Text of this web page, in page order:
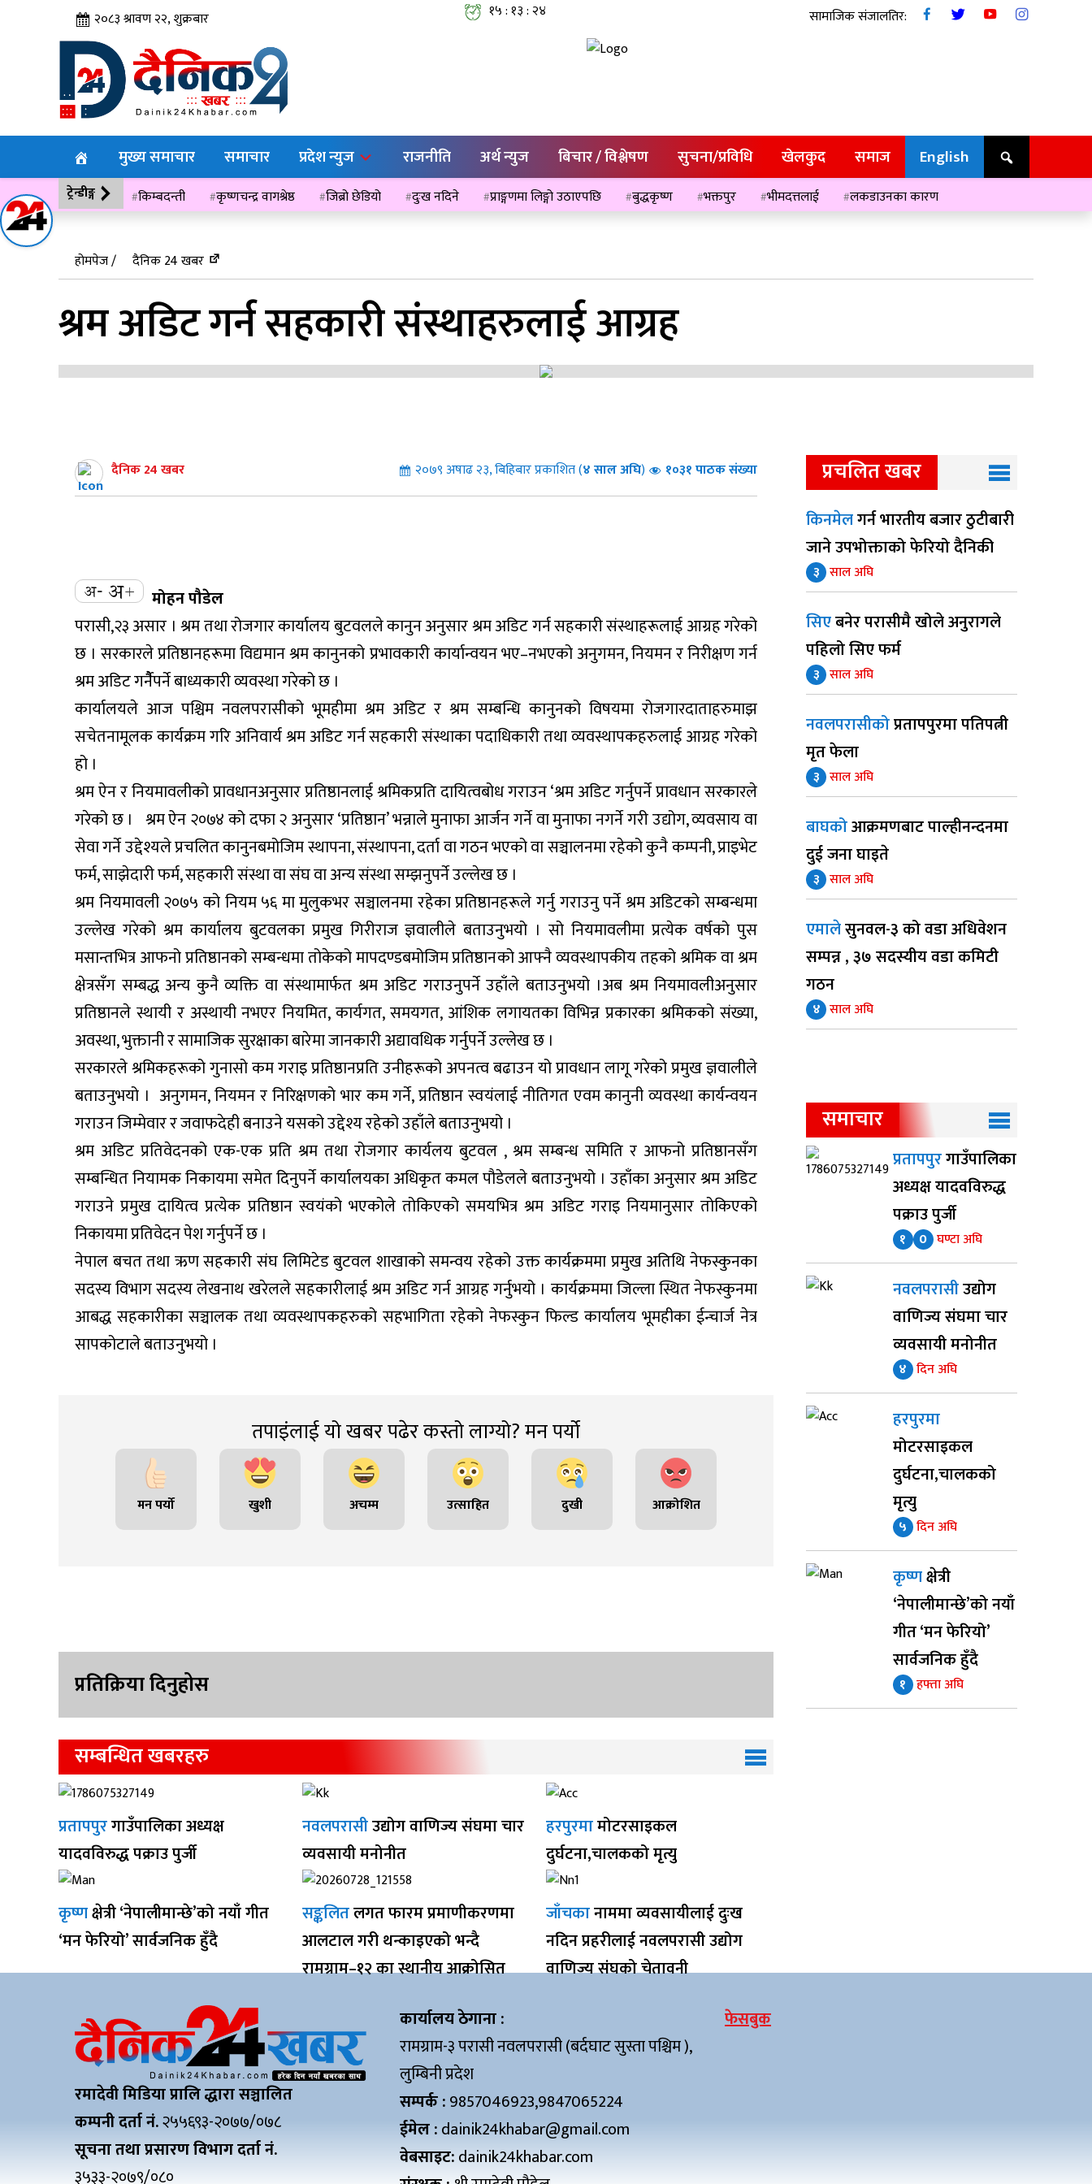
२०८३ श्रावण २२, शुक्रबार १५ : १३ : २५ सामाजिक संजालतिर:
मुख्य समाचार समाचार प्रदेश न्युज राजनीति अर्थ न्युज बिचार / विश्लेषण सुचना/प्रविधि खेलकुद समाज English
ट्रेन्डीङ्ग किम्बदन्ती कृष्णचन्द्र वागश्रेष्ठ जिब्रो छेडियो दुःख नदिने प्राङ्गणमा लिङ्गो उठाएपछि बुद्धकृष्ण भक्तपुर भीमदत्तलाई
लकडाउनका कारण
होमपेज /
दैनिक 24 खबर
श्रम अडिट गर्न सहकारी संस्थाहरुलाई आग्रह
दैनिक 24 खबर २०७९ अषाढ २३, बिहिबार प्रकाशित (४साल अघि) १०३१ पाठक संख्या
मोहन पौडेल
परासी,२३ असार । श्रम तथा रोजगार कार्यालय बुटवलले कानुन अनुसार श्रम अडिट गर्न सहकारी संस्थाहरूलाई आग्रह गरेको
छ । सरकारले प्रतिष्ठानहरूमा विद्यमान श्रम कानुनको प्रभावकारी कार्यान्वयन भए–नभएको अनुगमन, नियमन र निरीक्षण गर्न
श्रम अडिट गर्नैैपर्ने बाध्यकारी व्यवस्था गरेको छ ।
कार्यालयले आज पश्चिम नवलपरासीको भूमहीमा श्रम अडिट र श्रम सम्बन्धि कानुनको विषयमा रोजगारदाताहरुमाझ
सचेतनामूलक कार्यक्रम गरि अनिवार्य श्रम अडिट गर्न सहकारी संस्थाका पदाधिकारी तथा व्यवस्थापकहरुलाई आग्रह गरेको
हो ।
श्रम ऐन र नियमावलीको प्रावधानअनुसार प्रतिष्ठानलाई श्रमिकप्रति दायित्वबोध गराउन ‘श्रम अडिट गर्नुपर्ने प्रावधान सरकारले
गरेको छ । श्रम ऐन २०७४ को दफा २ अनुसार ‘प्रतिष्ठान’ भन्नाले मुनाफा आर्जन गर्ने वा मुनाफा नगर्ने गरी उद्योग, व्यवसाय वा
सेवा गर्ने उद्देश्यले प्रचलित कानुनबमोजिम स्थापना, संस्थापना, दर्ता वा गठन भएको वा सञ्चालनमा रहेको कुनै कम्पनी, प्राइभेट
फर्म, साझेदारी फर्म, सहकारी संस्था वा संघ वा अन्य संस्था सम्झनुपर्ने उल्लेख छ ।
श्रम नियमावली २०७५ को नियम ५६ मा मुलुकभर सञ्चालनमा रहेका प्रतिष्ठानहरूले गर्नु गराउनु पर्ने श्रम अडिटको सम्बन्धमा
उल्लेख गरेको श्रम कार्यालय बुटवलका प्रमुख गिरीराज ज्ञवालीले बताउनुभयो । सो नियमावलीमा प्रत्येक वर्षको पुस
मसान्तभित्र आफनो प्रतिष्ठानको सम्बन्धमा तोकेको मापदण्डबमोजिम प्रतिष्ठानको आफ्नै व्यवस्थापकीय तहको श्रमिक वा श्रम
क्षेत्रसँग सम्बद्ध अन्य कुनै व्यक्ति वा संस्थामार्फत श्रम अडिट गराउनुपर्ने उहाँले बताउनुभयो ।अब श्रम नियमावलीअनुसार
प्रतिष्ठानले स्थायी र अस्थायी नभएर नियमित, कार्यगत, समयगत, आंशिक लगायतका विभिन्न प्रकारका श्रमिकको संख्या,
अवस्था, भुक्तानी र सामाजिक सुरक्षाका बारेमा जानकारी अद्यावधिक गर्नुपर्ने उल्लेख छ ।
सरकारले श्रमिकहरूको गुनासो कम गराइ प्रतिष्ठानप्रति उनीहरूको अपनत्व बढाउन यो प्रावधान लागू गरेको प्रमुख ज्ञवालीले
बताउनुभयो । अनुगमन, नियमन र निरिक्षणको भार कम गर्ने, प्रतिष्ठान स्वयंलाई नीतिगत एवम कानुनी व्यवस्था कार्यन्वयन
गराउन जिम्मेवार र जवाफदेही बनाउने यसको उद्देश्य रहेको उहाँले बताउनुभयो ।
श्रम अडिट प्रतिवेदनको एक-एक प्रति श्रम तथा रोजगार कार्यलय बुटवल , श्रम सम्बन्ध समिति र आफनो प्रतिष्ठानसँग
सम्बन्धित नियामक निकायमा समेत दिनुपर्ने कार्यालयका अधिकृत कमल पौडेलले बताउनुभयो । उहाँका अनुसार श्रम अडिट
गराउने प्रमुख दायित्व प्रत्येक प्रतिष्ठान स्वयंको भएकोले तोकिएको समयभित्र श्रम अडिट गराइ नियमानुसार तोकिएको
निकायमा प्रतिवेदन पेश गर्नुपर्ने छ ।
नेपाल बचत तथा ऋण सहकारी संघ लिमिटेड बुटवल शाखाको समन्वय रहेको उक्त कार्यक्रममा प्रमुख अतिथि नेफस्कुनका
सदस्य विभाग सदस्य लेखनाथ खरेलले सहकारीलाई श्रम अडिट गर्न आग्रह गर्नुभयो । कार्यक्रममा जिल्ला स्थित नेफस्कुनमा
आबद्ध सहकारीका सञ्चालक तथा व्यवस्थापकहरुको सहभागिता रहेको नेफस्कुन फिल्ड कार्यालय भूमहीका ईन्चार्ज नेत्र
सापकोटाले बताउनुभयो ।
तपाइंलाई यो खबर पढेर कस्तो लाग्यो? मन पर्यो
मन पर्यो खुशी अचम्म उत्साहित दुखी आक्रोशित
प्रतिक्रिया दिनुहोस
सम्बन्धित खबरहरु
प्रतापपुरगाउँपालिका अध्यक्ष
यादवविरुद्ध पक्राउ पुर्जी
नवलपरासीउद्योग वाणिज्य संघमा चार
व्यवसायी मनोनीत
हरपुरमामोटरसाइकल
दुर्घटना,चालकको मृत्यु
कृष्णक्षेत्री ‘नेपालीमान्छे’को नयाँ गीत
‘मन फेरियो’ सार्वजनिक हुँदै
सङ्कलितलगत फारम प्रमाणीकरणमा
आलटाल गरी थन्काइएको भन्दै
रामग्राम–१२ का स्थानीय आक्रोसित
जाँचकानाममा व्यवसायीलाई दुःख
नदिन प्रहरीलाई नवलपरासी उद्योग
वाणिज्य संघको चेतावनी
प्रचलित खबर
किनमेलगर्न भारतीय बजार ठुटीबारी
जाने उपभोक्ताको फेरियो दैनिकी
३ साल अघि
सिएबनेर परासीमै खोले अनुरागले
पहिलो सिए फर्म
३ साल अघि
नवलपरासीकोप्रतापपुरमा पतिपत्नी
मृत फेला
३ साल अघि
बाघकोआक्रमणबाट पाल्हीनन्दनमा
दुई जना घाइते
३ साल अघि
एमालेसुनवल-३ को वडा अधिवेशन
सम्पन्न , ३७ सदस्यीय वडा कमिटी
गठन
४ साल अघि
समाचार
प्रतापपुरगाउँपालिका
अध्यक्ष यादवविरुद्ध
पक्राउ पुर्जी
१ 0 घण्टा अघि
नवलपरासीउद्योग
वाणिज्य संघमा चार
व्यवसायी मनोनीत
४ दिन अघि
हरपुरमा
मोटरसाइकल
दुर्घटना,चालकको
मृत्यु
५ दिन अघि
कृष्णक्षेत्री
‘नेपालीमान्छे’को नयाँ
गीत ‘मन फेरियो’
सार्वजनिक हुँदै
१ हफ्ता अघि
रमादेवी मिडिया प्रालि द्धारा सञ्चालित
कम्पनी दर्ता नं.२५५६९३-२०७७/०७८
सूचना तथा प्रसारण विभाग दर्ता नं.
३५३३-२०७९/०८०
कार्यालय ठेगाना :
रामग्राम-३ परासी नवलपरासी (बर्दघाट सुस्ता पश्चिम ),
लुम्बिनी प्रदेश
सम्पर्क :9857046923,9847065224
ईमेल :dainik24khabar@gmail.com
वेबसाइट:dainik24khabar.com
फेसबुक